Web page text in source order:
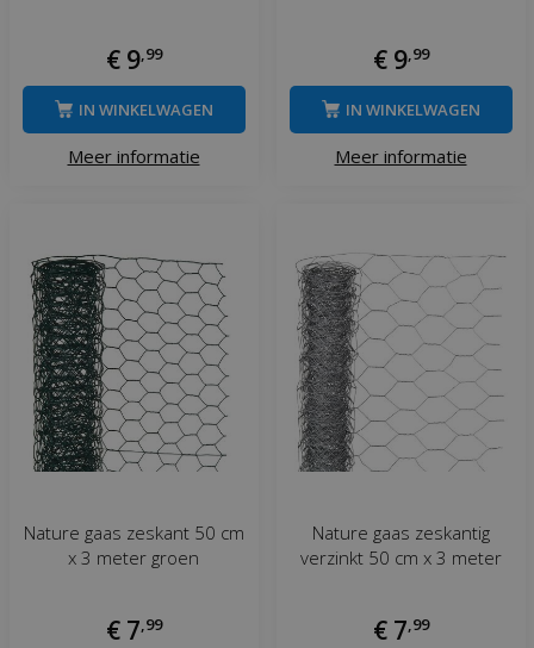
€ 9, 99
Meer informatie
IN WINKELWAGEN
€ 9, 99
Meer informatie
IN WINKELWAGEN
Nature gaas zeskant 50 cm
x 3 meter groen
€ 7 99
Nature gaas zeskantig
verzinkt 50 cm x 3 meter
€ 7 99